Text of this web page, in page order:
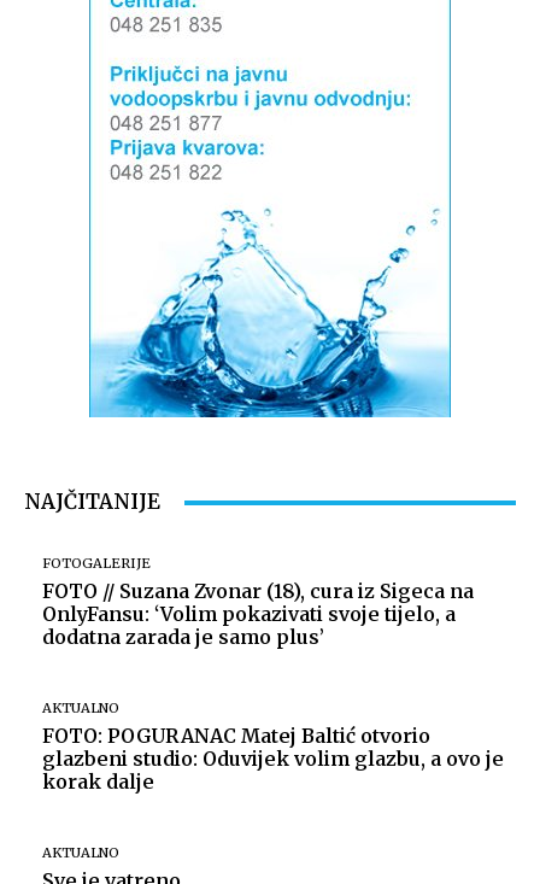
NAJČITANIJE
FOTOGALERIJE
FOTO // Suzana Zvonar (18), cura iz Sigeca na
OnlyFansu: ‘Volim pokazivati svoje tijelo, a
dodatna zarada je samo plus’
AKTUALNO
FOTO: POGURANAC Matej Baltić otvorio
glazbeni studio: Oduvijek volim glazbu, a ovo je
korak dalje
AKTUALNO